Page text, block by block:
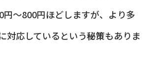
円〜800円ほどしますが、より多
対応しているという秘策もありま